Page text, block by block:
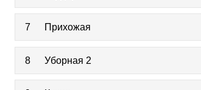
7 Прихожая
8 Уборная 2